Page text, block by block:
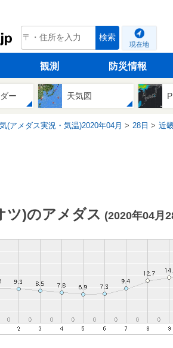
tenki.jp 検索
現在地
観測 防災情報
ー 天気図
(アメダス実況・気温)2020年04月 28日 近
ツ)のアメダス (2020年04月